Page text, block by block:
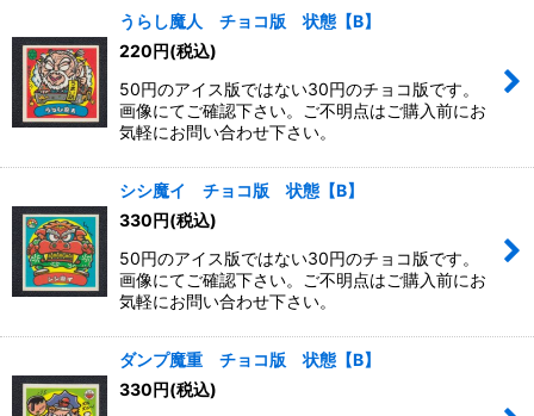
うらし魔人 チョコ版 状態【B】
220円(税込)
50円のアイス版ではない30円のチョコ版です。
画像にてご確認下さい。ご不明点はご購入前にお
気軽にお問い合わせ下さい。
シシ魔イ チョコ版 状態【B】
330円(税込)
50円のアイス版ではない30円のチョコ版です。
画像にてご確認下さい。ご不明点はご購入前にお
気軽にお問い合わせ下さい。
ダンプ魔重 チョコ版 状態【B】
330円(税込)